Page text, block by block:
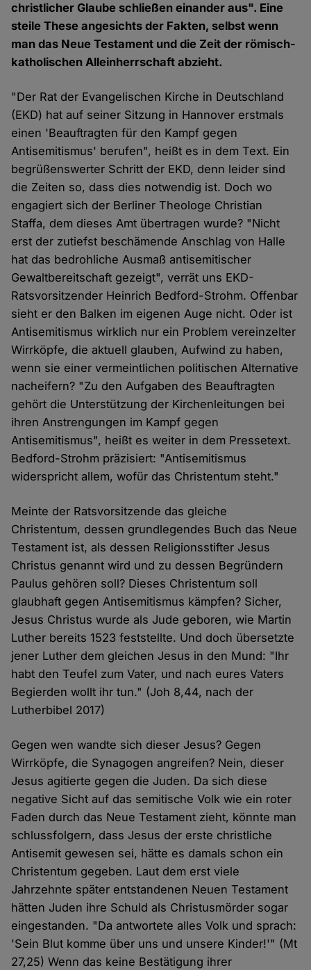
christlicher Glaube schließen einander aus". Eine
steile These angesichts der Fakten, selbst wenn
man das Neue Testament und die Zeit der römisch-
katholischen Alleinherrschaft abzieht.
"Der Rat der Evangelischen Kirche in Deutschland
(EKD) hat auf seiner Sitzung in Hannover erstmals
einen 'Beauftragten für den Kampf gegen
Antisemitismus' berufen", heißt es in dem Text. Ein
begrüßenswerter Schritt der EKD, denn leider sind
die Zeiten so, dass dies notwendig ist. Doch wo
engagiert sich der Berliner Theologe Christian
Staffa, dem dieses Amt übertragen wurde? "Nicht
erst der zutiefst beschämende Anschlag von Halle
hat das bedrohliche Ausmaß antisemitischer
Gewaltbereitschaft gezeigt", verrät uns EKD-
Ratsvorsitzender Heinrich Bedford-Strohm. Offenbar
sieht er den Balken im eigenen Auge nicht. Oder ist
Antisemitismus wirklich nur ein Problem vereinzelter
Wirrköpfe, die aktuell glauben, Aufwind zu haben,
wenn sie einer vermeintlichen politischen Alternative
nacheifern? "Zu den Aufgaben des Beauftragten
gehört die Unterstützung der Kirchenleitungen bei
ihren Anstrengungen im Kampf gegen
Antisemitismus", heißt es weiter in dem Pressetext.
Bedford-Strohm präzisiert: "Antisemitismus
widerspricht allem, wofür das Christentum steht."
Meinte der Ratsvorsitzende das gleiche
Christentum, dessen grundlegendes Buch das Neue
Testament ist, als dessen Religionsstifter Jesus
Christus genannt wird und zu dessen Begründern
Paulus gehören soll? Dieses Christentum soll
glaubhaft gegen Antisemitismus kämpfen? Sicher,
Jesus Christus wurde als Jude geboren, wie Martin
Luther bereits 1523 feststellte. Und doch übersetzte
jener Luther dem gleichen Jesus in den Mund: "Ihr
habt den Teufel zum Vater, und nach eures Vaters
Begierden wollt ihr tun." (Joh 8,44, nach der
Lutherbibel 2017)
Gegen wen wandte sich dieser Jesus? Gegen
Wirrköpfe, die Synagogen angreifen? Nein, dieser
Jesus agitierte gegen die Juden. Da sich diese
negative Sicht auf das semitische Volk wie ein roter
Faden durch das Neue Testament zieht, könnte man
schlussfolgern, dass Jesus der erste christliche
Antisemit gewesen sei, hätte es damals schon ein
Christentum gegeben. Laut dem erst viele
Jahrzehnte später entstandenen Neuen Testament
hätten Juden ihre Schuld als Christusmörder sogar
eingestanden. "Da antwortete alles Volk und sprach:
'Sein Blut komme über uns und unsere Kinder!'" (Mt
27,25) Wenn das keine Bestätigung ihrer